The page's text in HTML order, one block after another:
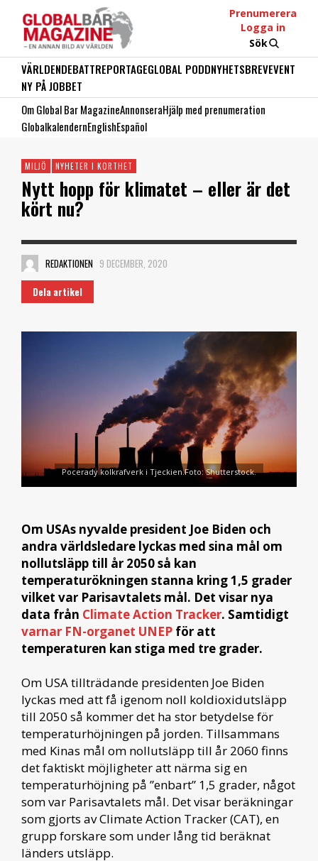
Prenumerera
Logga in
Sök
VÄRLDENDEBATTREPORTAGEGLOBAL PODDNYHETSBREVEVENT
NY PÅ JOBBET
Om Global Bar MagazineAnnonseraHjälp med prenumeration
GlobalkalendernEnglishEspañol
MILJÖ NYHETER I KORTHET
Nytt hopp för klimatet – eller är det
kört nu?
REDAKTIONEN 9 DECEMBER, 2020
Dela artikel
Pocerady kolkrafverk i Tjeckien.Foto: Shutterstock.
Om USAs nyvalde president Joe Biden och
andra världsledare lyckas med sina mål om
nollutsläpp till år 2050 så kan
temperaturökningen stanna kring 1,5 grader
vilket var Parisavtalets mål. Det visar nya
data från Climate Action Tracker. Samtidigt
varnar FN-organet UNEP för att
temperaturen kan stiga med tre grader.
Om USA tillträdande presidenten Joe Biden
lyckas med att få igenom noll koldioxidutsläpp
till 2050 så kommer det ha stor betydelse för
temperaturhöjningen på jorden. Tillsammans
med Kinas mål om nollutsläpp till år 2060 finns
det faktiskt möjligheter att närma sig en
temperaturhöjning på ”enbart” 1,5 grader, något
som var Parisavtalets mål. Det visar beräkningar
som gjorts av Climate Action Tracker (CAT), en
grupp forskare som under lång tid beräknat
länders utsläpp.